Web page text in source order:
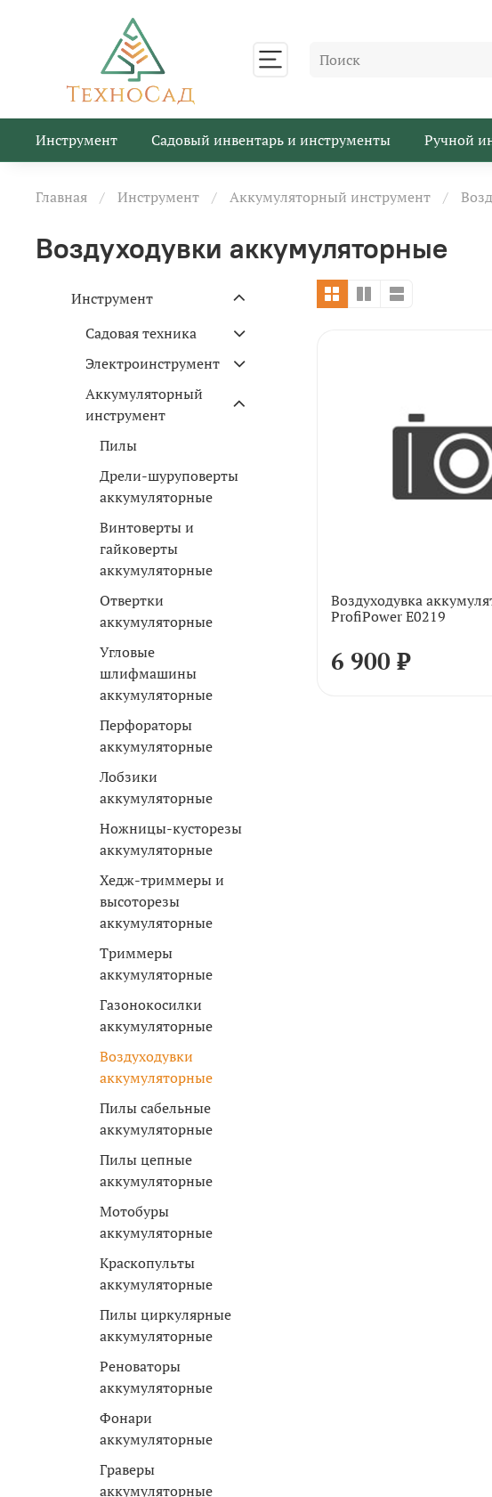
Инструмент Садовый инвентарь и инструменты Ручной
Главная Инструмент Аккумуляторный инструмент
Воздуходувки аккумуляторные
Воздуходувка
ProfiPower E0219
6 900 ₽
Инструмент
Садовая техника
Электроинструмент
Аккумуляторный
инструмент
Пилы
Дрели-шуруповерты
аккумуляторные
Винтоверты и
гайковерты
аккумуляторные
Отвертки
аккумуляторные
Угловые
шлифмашины
аккумуляторные
Перфораторы
аккумуляторные
Лобзики
аккумуляторные
Ножницы-кусторезы
аккумуляторные
Хедж-триммеры и
высоторезы
аккумуляторные
Триммеры
аккумуляторные
Газонокосилки
аккумуляторные
Воздуходувки
аккумуляторные
Пилы сабельные
аккумуляторные
Пилы цепные
аккумуляторные
Мотобуры
аккумуляторные
Краскопульты
аккумуляторные
Пилы циркулярные
аккумуляторные
Реноваторы
аккумуляторные
Фонари
аккумуляторные
Граверы
аккумуляторные